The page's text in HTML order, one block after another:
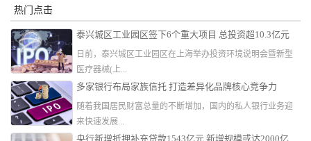
热门点击
泰兴城区工业园区签下6个重大项目 总投资超10.3亿元
日前，泰兴城区工业园区在上海举办投资环境说明会暨新型
医疗器械(上...
多家银行布局家族信托 打造差异化品牌核心竞争力
随着我国居民财富总量的不断增加，国内的私人银行业务迎
来快速发展...
央行新增抵押补充贷款1543亿元 新增规模或达2000亿